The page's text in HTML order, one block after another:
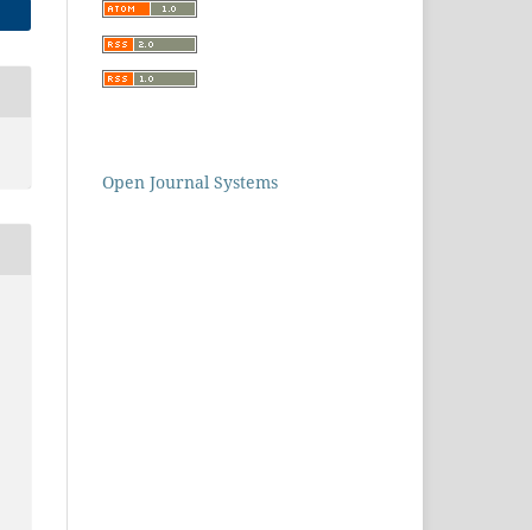
Open Journal Systems